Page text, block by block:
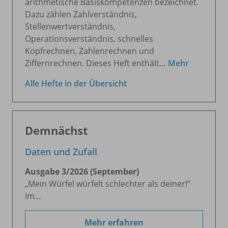
Dazu zählen Zahlverständnis,
Stellenwertverständnis,
Operationsverständnis, schnelles
Kopfrechnen, Zahlenrechnen und
Ziffernrechnen. Dieses Heft enthält… Mehr
Alle Hefte in der Übersicht
Demnächst
Daten und Zufall
Ausgabe 3/2026 (September)
„Mein Würfel würfelt schlechter als deiner!“
Im…
Mehr erfahren